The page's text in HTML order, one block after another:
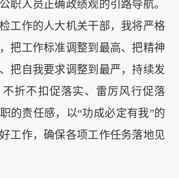
职人员正确政绩观的引路导航。
工作的人大机关干部，我将严格
把工作标准调整到最高、把精神
把自我要求调整到最严，持续发
不折不扣促落实、雷厉风行促落
的责任感，以“功成必定有我”的
工作，确保各项工作任务落地见